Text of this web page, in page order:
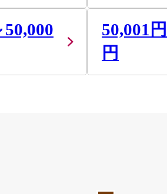
50,001
円